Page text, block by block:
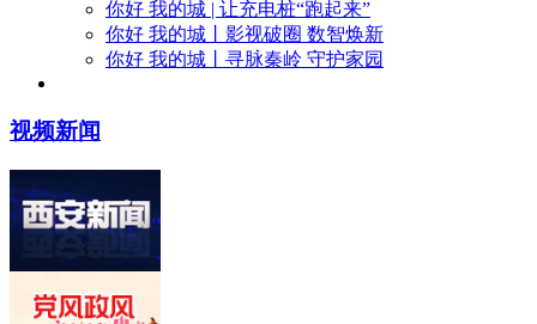
你好 我的城 | 让充电桩“跑起来”
你好 我的城丨影视破圈 数智焕新
你好 我的城丨寻脉秦岭 守护家园
视频新闻